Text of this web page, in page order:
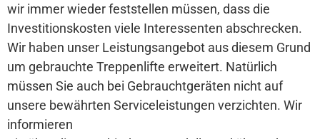
wir immer wieder feststellen müssen, dass die
Investitionskosten viele Interessenten abschrecken.
Wir haben unser Leistungsangebot aus diesem Grund
um gebrauchte Treppenlifte erweitert. Natürlich
müssen Sie auch bei Gebrauchtgeräten nicht auf
unsere bewährten Serviceleistungen verzichten. Wir
informieren